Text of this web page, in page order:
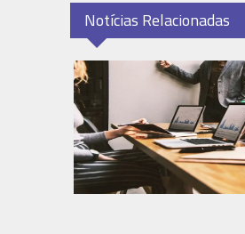
Notícias Relacionadas